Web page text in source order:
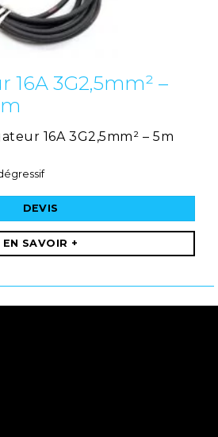
16A 3G2,5mm² –
16A 3G2,5mm² – 5m
DEVIS
EN SAVOIR +